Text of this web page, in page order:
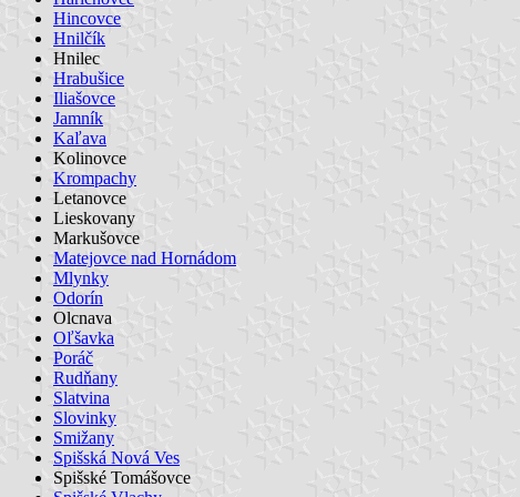
Hincovce
Hnilčík
Hnilec
Hrabušice
Iliašovce
Jamník
Kaľava
Kolinovce
Krompachy
Letanovce
Lieskovany
Markušovce
Matejovce nad Hornádom
Mlynky
Odorín
Olcnava
Oľšavka
Poráč
Rudňany
Slatvina
Slovinky
Smižany
Spišská Nová Ves
Spišské Tomášovce